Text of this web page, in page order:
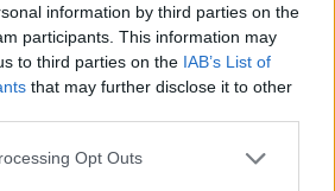
information by third parties on the
participants. This information may
to third parties on the IAB’s List of
that may further disclose it to other
Opt Outs